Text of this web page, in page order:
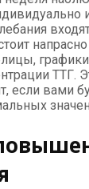
ТТГ.
если вами